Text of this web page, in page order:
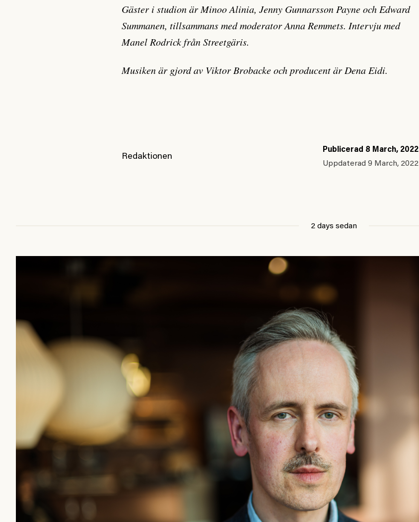
Gäster i studion är Minoo Alinia, Jenny Gunnarsson Payne och Edward
Summanen, tillsammans med moderator Anna Remmets. Intervju med
Manel Rodrick från Streetgäris.
Musiken är gjord av Viktor Brobacke och producent är Dena Eidi.
Redaktionen
Publicerad 8 March, 2022
Uppdaterad 9 March, 2022
2 days sedan